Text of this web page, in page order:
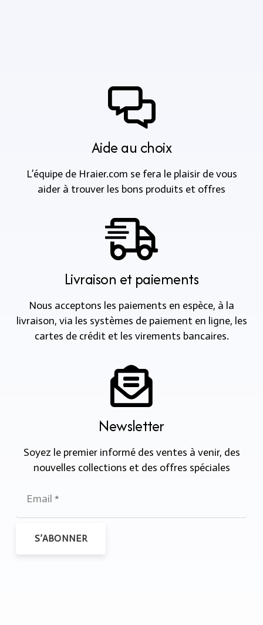
Aide au choix
L’équipe de Hraier.com se fera le plaisir de vous
aider à trouver les bons produits et offres
Livraison et paiements
Nous acceptons les paiements en espèce, à la
livraison, via les systèmes de paiement en ligne, les
cartes de crédit et les virements bancaires.
Newsletter
Soyez le premier informé des ventes à venir, des
nouvelles collections et des offres spéciales
S’ABONNER